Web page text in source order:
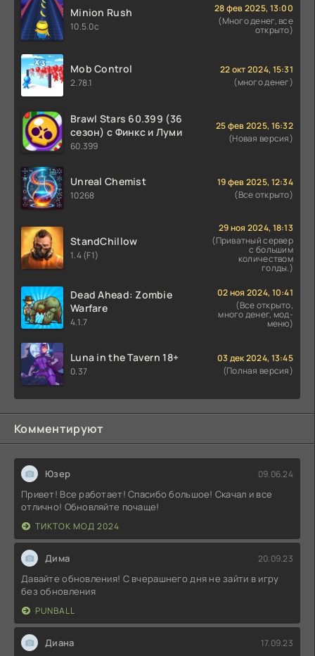
Minion Rush
10.5.0c
28 фев 2025, 13:00
(Много денег, все
открыто)
Mob Control
2.78.1
22 окт 2024, 15:31
(много денег)
Brawl Stars 60.399 (36
сезон) с Финкс и Луми
60.399
25 фев 2025, 16:32
(Новая версия)
Unreal Chemist
10268
19 фев 2025, 12:34
(Все открыто)
StandChillow
1.4 (F1)
29 ноя 2024, 18:13
(Приватный сервер
с большим
количеством
голды.)
Dead Ahead: Zombie
Warfare
4.1.7
02 ноя 2024, 10:41
(Все открыто,
много денег, мод-
меню)
Luna in the Tavern 18+
0.37
03 дек 2024, 13:45
(Полная версия)
Комментируют
Юзер 09.06.24
Привет! Все работает! Спасибо большое! Скачал и все
отлично! Обновляйте почаще!
ТИКТОК МОД 2024
Дима 20.09.23
Давайте обновления! С вчерашнего дня не зайти в игру
без обновления
PUNBALL
Диана 17.09.23